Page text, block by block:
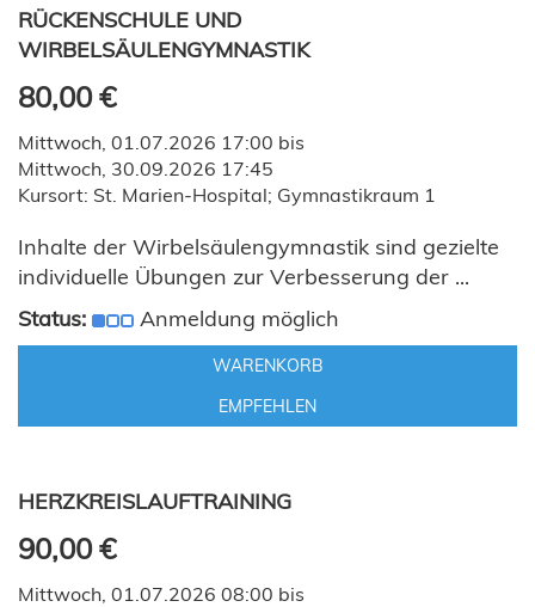
RÜCKENSCHULE UND
WIRBELSÄULENGYMNASTIK
80,00 €
Mittwoch, 01.07.2026 17:00 bis
Mittwoch, 30.09.2026 17:45
Kursort: St. Marien-Hospital; Gymnastikraum 1
Inhalte der Wirbelsäulengymnastik sind gezielte
individuelle Übungen zur Verbesserung der ...
Status:
Anmeldung möglich
WARENKORB
EMPFEHLEN
HERZKREISLAUFTRAINING
90,00 €
Mittwoch, 01.07.2026 08:00 bis